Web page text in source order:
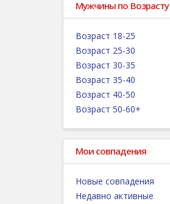
Мужчины по Возрасту
Возраст 18-25
Возраст 25-30
Возраст 30-35
Возраст 35-40
Возраст 40-50
Возраст 50-60+
Мои совпадения
Новые совпадения
Недавно активные